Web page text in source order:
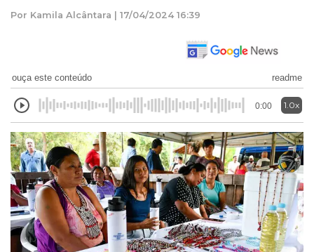
Por Kamila Alcântara | 17/04/2024 16:39
ouça este conteúdo readme
0:00 1.0x